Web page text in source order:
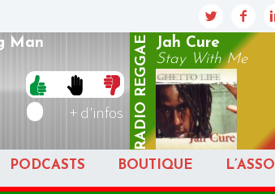
Man
+ d'infos RADIO
REGGAE
Jah Cure
Stay With Me
PODCASTS BOUTIQUE L’ASSO